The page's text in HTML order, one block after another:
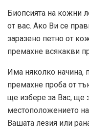
Биопсията на кожни
от вас. Ако Ви се
заразено петно ​​от
премахне всякакви
Има няколко начина,
премахне проба от
ще избере за Вас, ще
местоположението
Вашата лезия или